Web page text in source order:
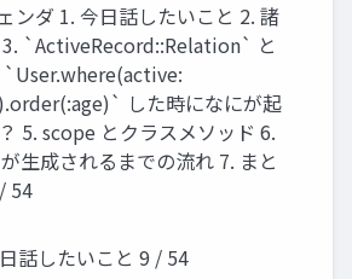
ンダ 1. 今日話したいこと 2. 諸
3. `ActiveRecord::Relation` と
`User.where(active:
した時になにが起
5. scope とクラスメソッド 6.
生成されるまでの流れ 7. まと
54
話したいこと 9 / 54